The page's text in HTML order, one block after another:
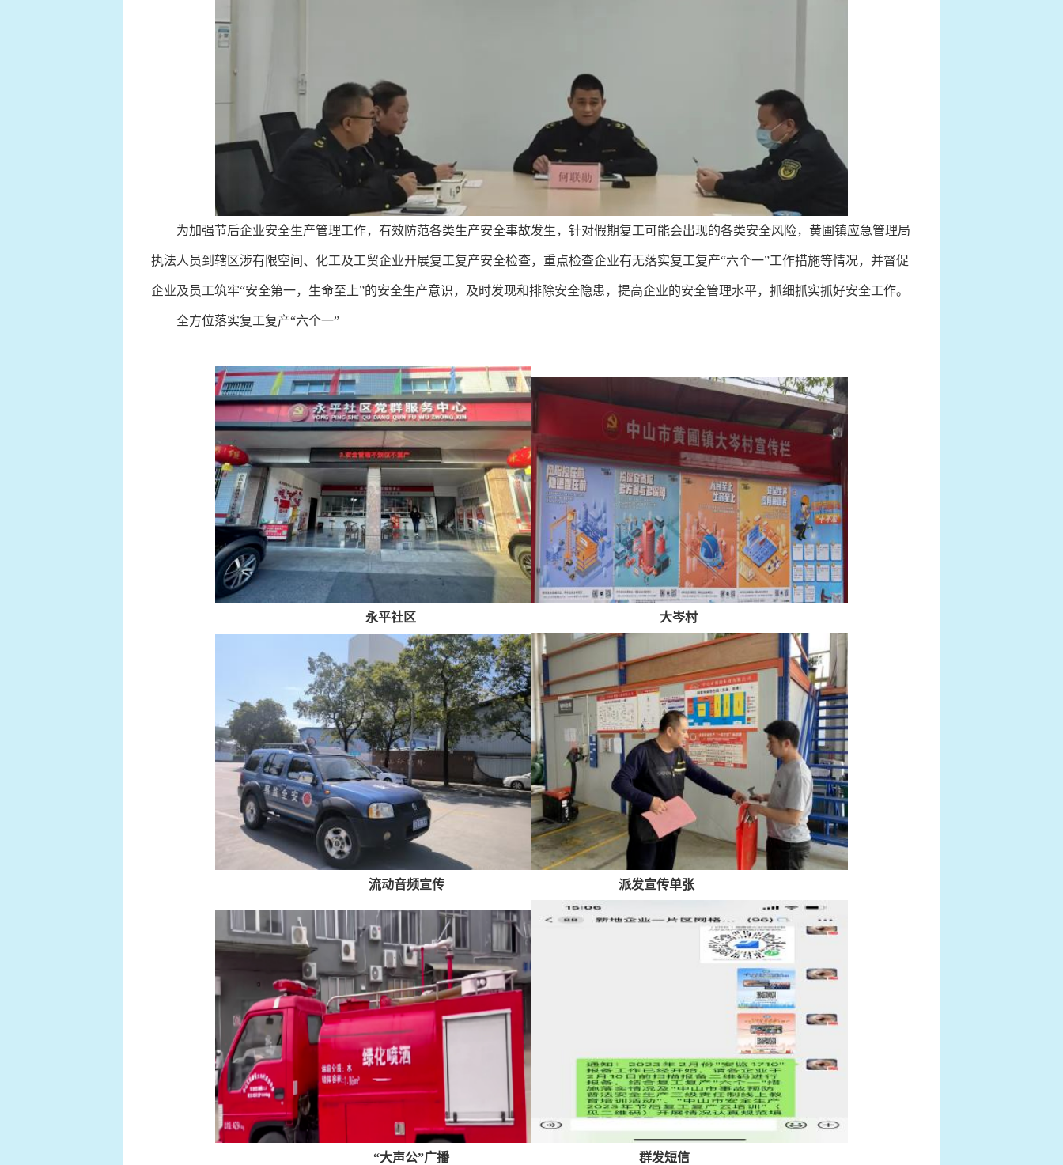
为加强节后企业安全生产管理工作，有效防范各类生产安全事故发生，针对假期复工可能会出现的各类安全风险，黄圃镇应急管理局
执法人员到辖区涉有限空间、化工及工贸企业开展复工复产安全检查，重点检查企业有无落实复工复产“六个一”工作措施等情况，并督促
企业及员工筑牢“安全第一，生命至上”的安全生产意识，及时发现和排除安全隐患，提高企业的安全管理水平，抓细抓实抓好安全工作。
全方位落实复工复产“六个一”
永平社区 大岑村
流动音频宣传 派发宣传单张
“大声公”广播 群发短信